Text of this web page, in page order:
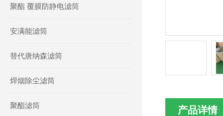
聚酯 覆膜防静电滤筒
安满能滤筒
替代唐纳森滤筒
焊烟除尘滤筒
聚酯滤筒 产品详情